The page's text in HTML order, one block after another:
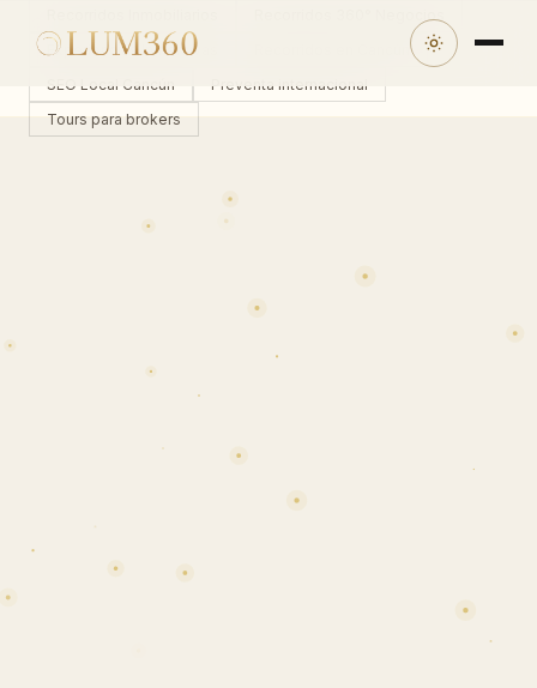
Recorridos 360° Negocios
Experiencias Inmersivas
SEO Local Cancún
Preventa internacional
Tours para brokers